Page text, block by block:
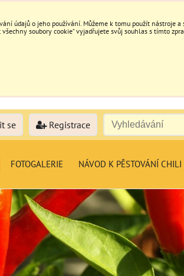
se Registrace
FOTOGALERIE NÁVOD K PĚSTOVÁNÍ CHILI
údajů o jeho používání. Můžeme k tomu použít nástroje
soubory cookie“ vyjadřujete svůj souhlas s tímto